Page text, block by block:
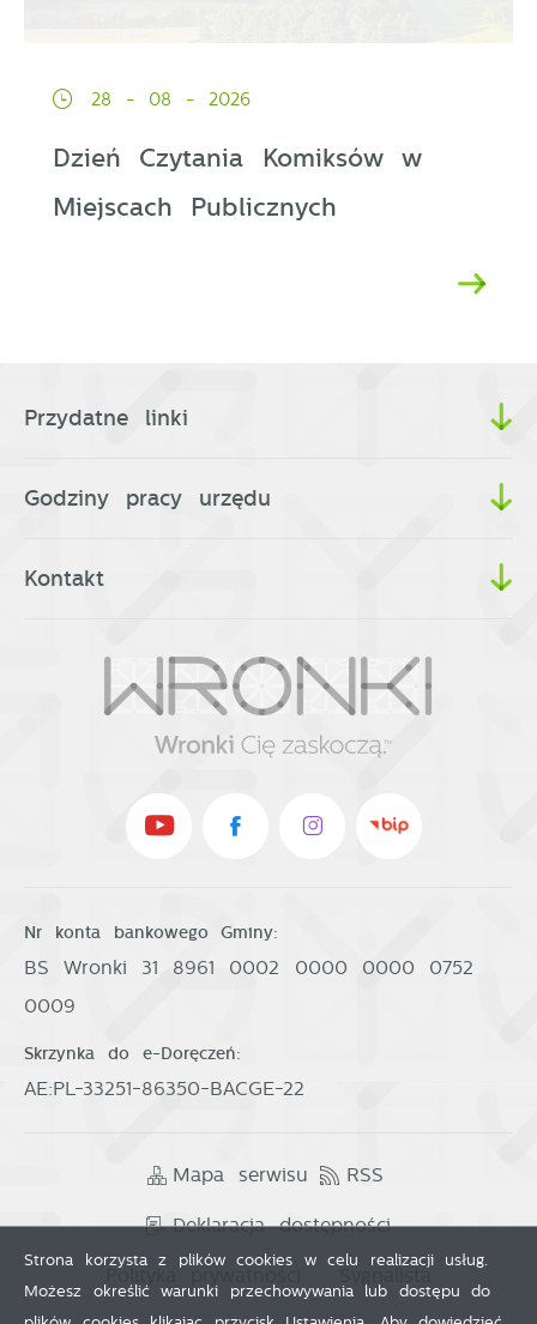
28 - 08 - 2026
Dzień Czytania Komiksów w
Miejscach Publicznych
Przydatne linki
Godziny pracy urzędu
Kontakt
Nr konta bankowego Gminy:
BS Wronki 31 8961 0002 0000 0000 0752
0009
Skrzynka do e-Doręczeń:
AE:PL-33251-86350-BACGE-22
Mapa serwisu RSS
Deklaracja dostępności
Polityka prywatności Sygnalista
Strona korzysta z plików cookies w celu realizacji usług.
Możesz określić warunki przechowywania lub dostępu do